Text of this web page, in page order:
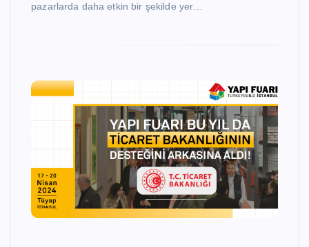
pazarlarda daha etkin bir şekilde yer…